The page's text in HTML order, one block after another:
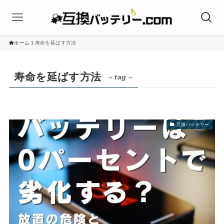
ホーム 寿命を延ばす方法
寿命を延ばす方法 – tag –
互換バッテリー